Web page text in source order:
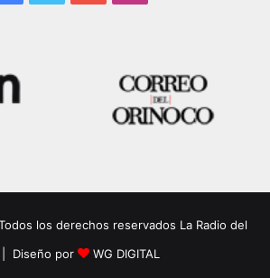
los derechos reservados La Radio del
Diseño por
WG DIGITAL